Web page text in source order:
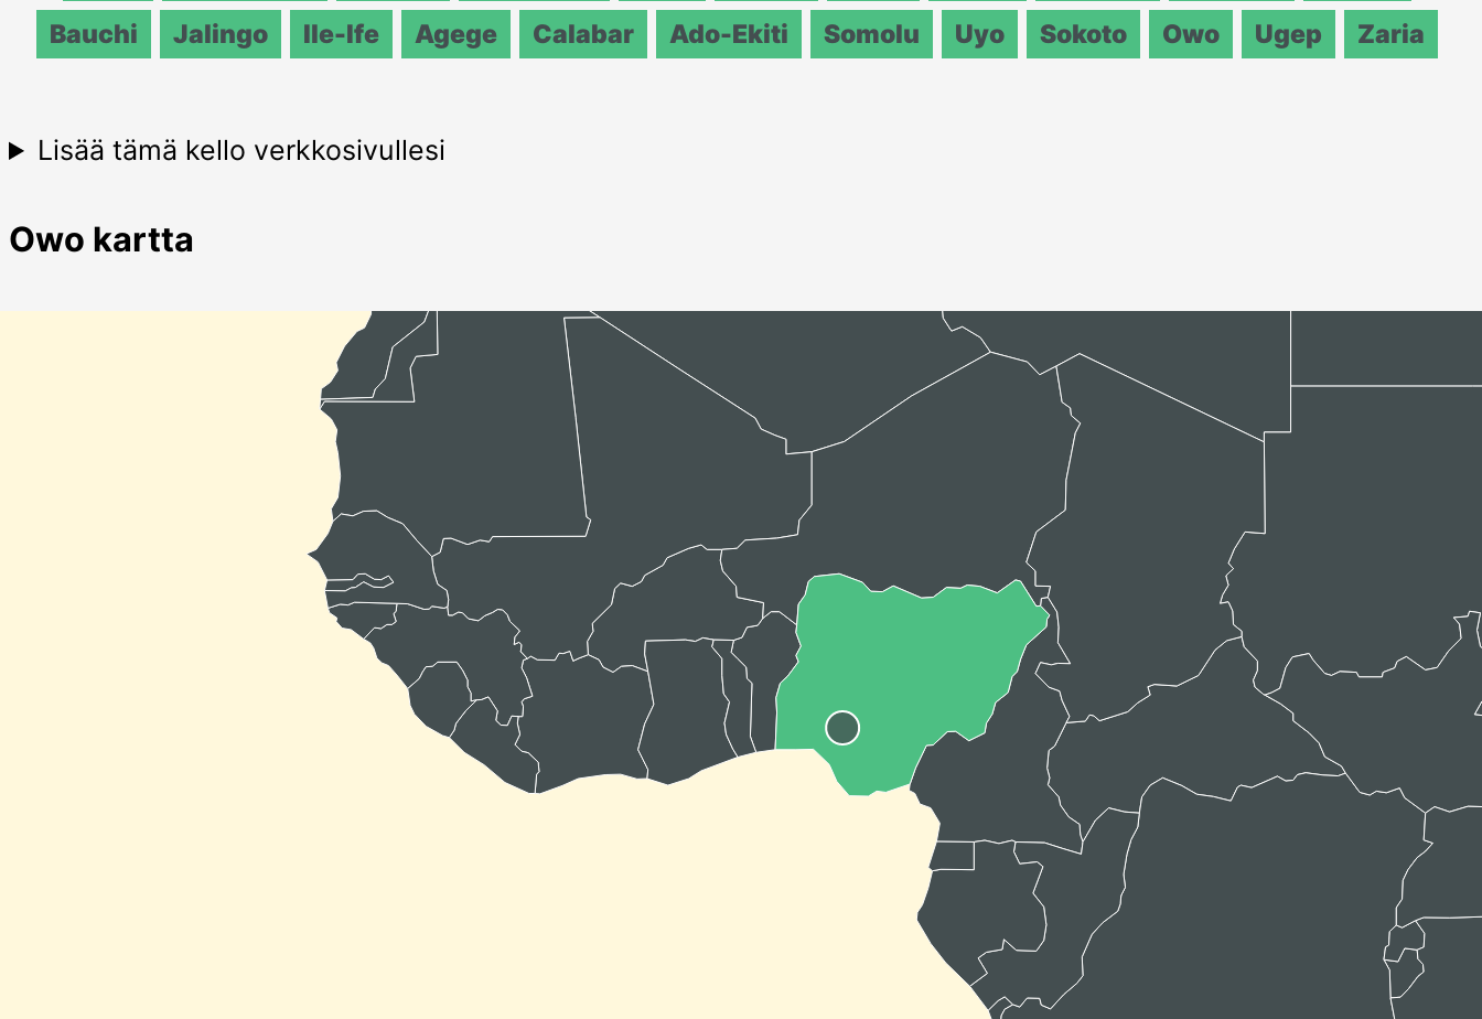
Bauchi
Jalingo Ile-Ife Agege Calabar Ado-Ekiti Somolu Uyo Sokoto Owo Ugep Zaria
Lisää tämä kello verkkosivullesi
Owo kartta